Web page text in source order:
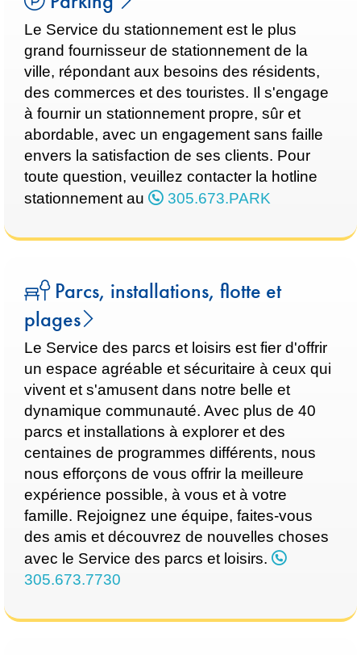
Le Service du stationnement est le plus
grand fournisseur de stationnement de la
ville, répondant aux besoins des résidents,
des commerces et des touristes. Il s'engage
à fournir un stationnement propre, sûr et
abordable, avec un engagement sans faille
envers la satisfaction de ses clients. Pour
toute question, veuillez contacter la hotline
stationnement au
305.673.PARK
Parcs, installations, flotte et
plages
Le Service des parcs et loisirs est fier d'offrir
un espace agréable et sécuritaire à ceux qui
vivent et s'amusent dans notre belle et
dynamique communauté. Avec plus de 40
parcs et installations à explorer et des
centaines de programmes différents, nous
nous efforçons de vous offrir la meilleure
expérience possible, à vous et à votre
famille. Rejoignez une équipe, faites-vous
des amis et découvrez de nouvelles choses
avec le Service des parcs et loisirs.
305.673.7730